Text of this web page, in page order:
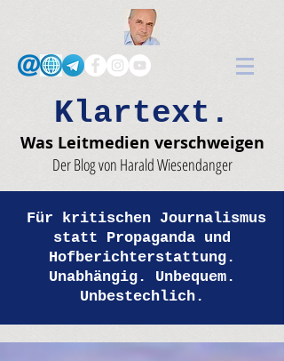
Klartext.
Was Leitmedien verschweigen
Der Blog von Harald Wiesendanger
Für kritischen Journalismus
statt Propaganda und
Hofberichterstattung.
Unabhängig. Unbequem.
Unbestechlich.